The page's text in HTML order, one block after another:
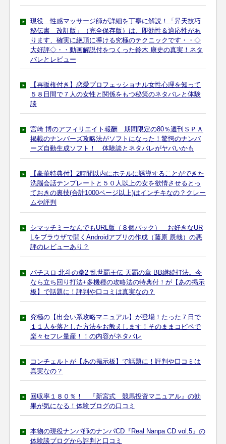
現役 性感マッサージ師が詳細を丁寧に解説！「昇天技巧
秘伝書 改訂版」（完全保存版）は、即効性＆適応性があ
ります、確実に絶頂に導ける究極のテクニックです・・◇
大好評◇・・動画解説付をつくった鈴木 康史の真実！ネタ
バレとレビュー
【再販権付き】恋愛プロフェッショナル女性心理を知って
５８日間で７人の女性と関係をもつ秘策のネタバレと体験
談
宮崎 博のアフィリエイト報酬 期間限定の80％週刊ＳＰＡ
掲載のナンバーズ攻略法がソフトになった！驚愕のナンバ
ーズ自動生成ソフト！ 体験談とネタバレがヤバいかも
【豪華特典付】2時間以内にホテルに誘導することができた
洗脳会話テンプレートと５０人以上の女を欲情させるとっ
ておきの裏技(合計1000ページ以上)はインチキなの？クレー
ムや評判
シマッチミーなんでもURL版（８個パック） お好きなUR
Lをブラウザで開くAndroidアプリの作成（藤原 辰哉）の悪
評のレビューあり？
パチスロ-北斗の拳2 乱世覇王伝 天覇の章 BB継続打法。今
なら立ち回り打法+多機種の攻略法の特典付！が【あの掲示
板】で話題に！評判や口コミは真実なの？
究極の【出会い系攻略マニュアル】が登場！たった７日で
１１人を落とした方法をお教えします！そのままコピペで
楽々セフレ量産！！の内容がネタバレ
コンチェルトが【あの掲示板】で話題に！評判や口コミは
真実なの？
回収率１８０％！ 『新宮式 競馬投資マニュアル』の効
果が気になる！体験ブログの口コミ
本物の現役ナンパ師のナンパCD『Real Nanpa CD vol.5』の
体験談ブログから評判と口コミ